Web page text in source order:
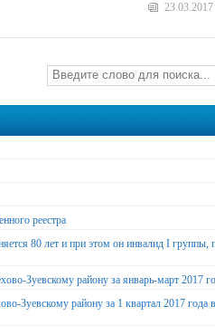
реестра
80 лет и при этом он инвалид I группы,
Зуевскому району за январь-март 2017
Зуевскому району за 1 квартал 2017 года